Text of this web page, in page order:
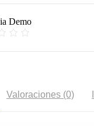
Demo
Valoraciones (0)